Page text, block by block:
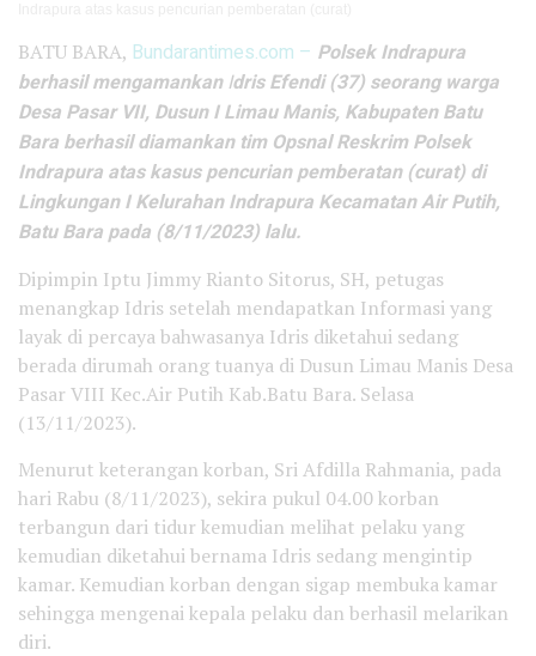
BATU BARA, Bundarantimes.com – Polsek Indrapura
berhasil mengamankanIdris Efendi (37) seorang warga
Desa Pasar VII, Dusun I Limau Manis, Kabupaten Batu
Bara berhasil diamankan tim Opsnal Reskrim Polsek
Indrapura atas kasus pencurian pemberatan (curat) di
Lingkungan I Kelurahan Indrapura Kecamatan Air Putih,
Batu Bara pada (8/11/2023) lalu.
Dipimpin Iptu Jimmy Rianto Sitorus, SH, petugas
menangkap Idris setelah mendapatkan Informasi yang
layak di percaya bahwasanya Idris diketahui sedang
berada dirumah orang tuanya di Dusun Limau Manis Desa
Pasar VIII Kec.Air Putih Kab.Batu Bara. Selasa
(13/11/2023).
Menurut keterangan korban, Sri Afdilla Rahmania, pada
hari Rabu (8/11/2023), sekira pukul 04.00 korban
terbangun dari tidur kemudian melihat pelaku yang
kemudian diketahui bernama Idris sedang mengintip
kamar. Kemudian korban dengan sigap membuka kamar
sehingga mengenai kepala pelaku dan berhasil melarikan
diri.